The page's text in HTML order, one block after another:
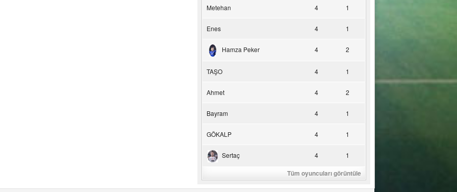
Metehan 4 1
Enes 4 1
Hamza Peker 4 2
TAŞO 4 1
Ahmet 4 2
Bayram 4 1
GÖKALP 4 1
Sertaç 4 1
Tüm oyuncuları görüntüle